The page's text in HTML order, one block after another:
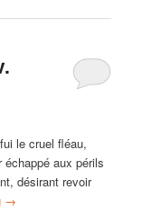
le cruel fléau,
aux périls
désirant revoir
→